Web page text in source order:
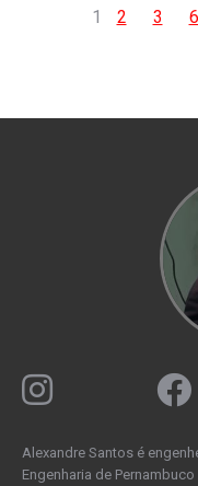
1 2 3 6
Alexandre Santos é
Engenharia de